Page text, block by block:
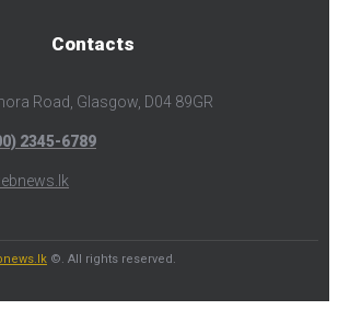
Contacts
Road, Glasgow, D04 89GR
2345-6789
©. All rights reserved.